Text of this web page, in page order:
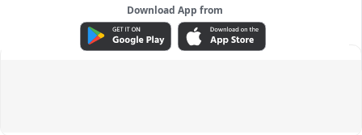
Download App from
ADVERTISEMENT